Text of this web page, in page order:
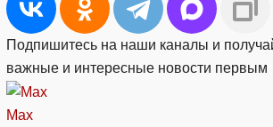
Подпишитесь на наши каналы и
важные и интересные новости первым
Max